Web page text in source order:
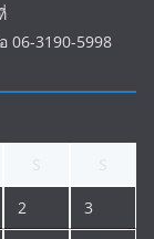
06-3190-5998
2 3